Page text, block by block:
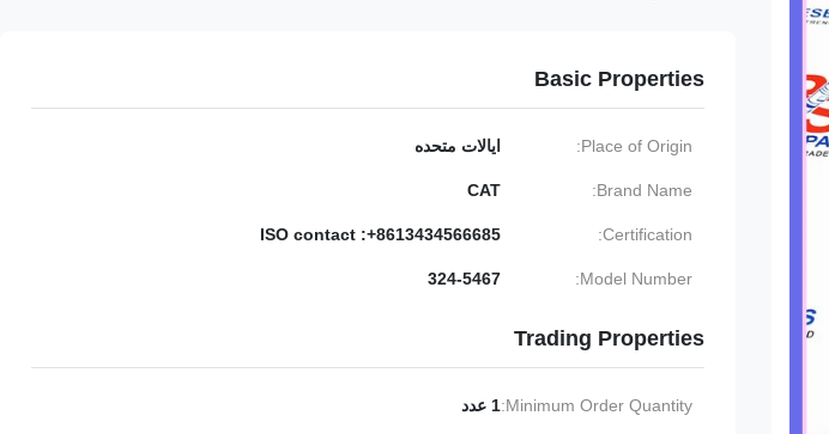
Basic Properties
Place of Origin: ایالات متحده
Brand Name:
CAT
Certification:
ISO contact :+8613434566685
Model Number:
324-5467
Trading Properties
Minimum Order Quantity: 1 عدد